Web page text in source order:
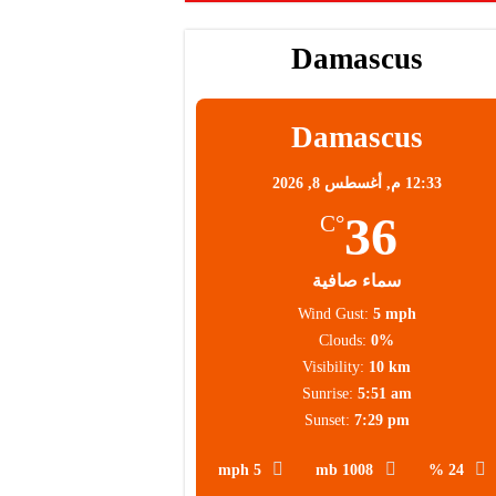
Damascus
Damascus
12:33 م, أغسطس 8, 2026
36
°C
سماء صافية
24 %
1008 mb
5 mph
Wind Gust: 5 mph
Clouds: 0%
Visibility: 10 km
Sunrise: 5:51 am
Sunset: 7:29 pm